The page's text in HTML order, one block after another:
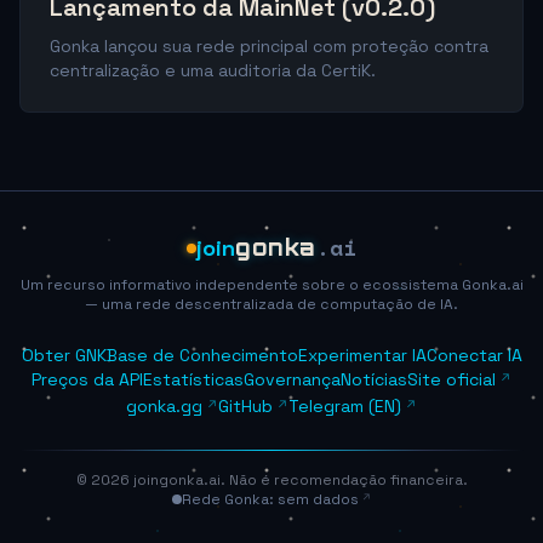
Lançamento da MainNet (v0.2.0)
Gonka lançou sua rede principal com proteção contra
centralização e uma auditoria da CertiK.
joingonka .ai
Um recurso informativo independente sobre o ecossistema Gonka.ai
— uma rede descentralizada de computação de IA.
Obter GNKBase de ConhecimentoExperimentar IAConectar IA
Preços da APIEstatísticasGovernançaNotíciasSite oficial
gonka.gg
GitHub Telegram (EN)
© 2026 joingonka.ai. Não é recomendação financeira.
Rede Gonka: sem dados